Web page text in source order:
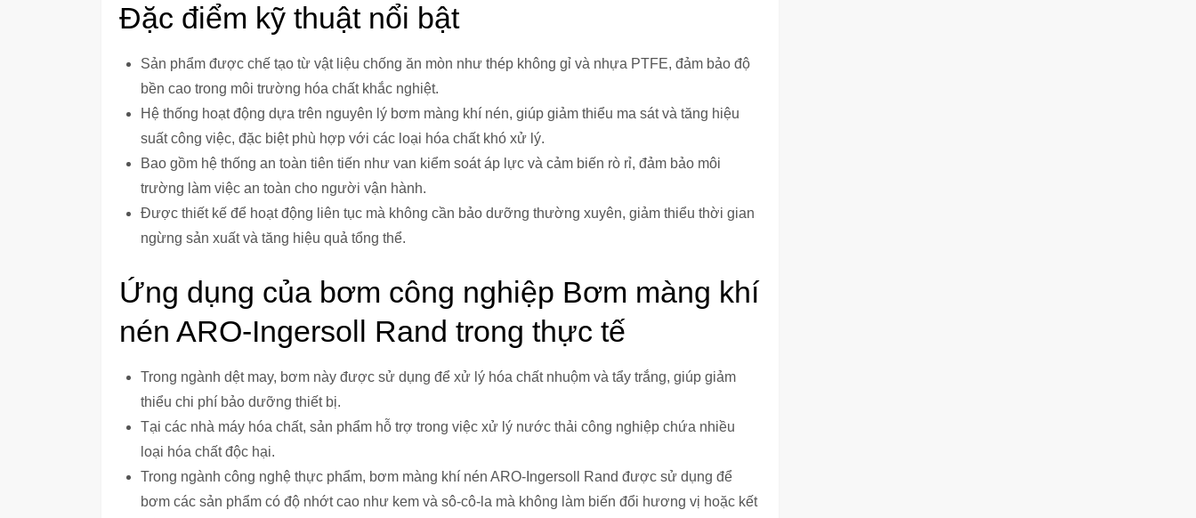
Đặc điểm kỹ thuật nổi bật
Sản phẩm được chế tạo từ vật liệu chống ăn mòn như thép không gỉ và nhựa PTFE, đảm bảo độ
bền cao trong môi trường hóa chất khắc nghiệt.
Hệ thống hoạt động dựa trên nguyên lý bơm màng khí nén, giúp giảm thiểu ma sát và tăng hiệu
suất công việc, đặc biệt phù hợp với các loại hóa chất khó xử lý.
Bao gồm hệ thống an toàn tiên tiến như van kiểm soát áp lực và cảm biến rò rỉ, đảm bảo môi
trường làm việc an toàn cho người vận hành.
Được thiết kế để hoạt động liên tục mà không cần bảo dưỡng thường xuyên, giảm thiểu thời gian
ngừng sản xuất và tăng hiệu quả tổng thể.
Ứng dụng của bơm công nghiệp Bơm màng khí
nén ARO-Ingersoll Rand trong thực tế
Trong ngành dệt may, bơm này được sử dụng để xử lý hóa chất nhuộm và tẩy trắng, giúp giảm
thiểu chi phí bảo dưỡng thiết bị.
Tại các nhà máy hóa chất, sản phẩm hỗ trợ trong việc xử lý nước thải công nghiệp chứa nhiều
loại hóa chất độc hại.
Trong ngành công nghệ thực phẩm, bơm màng khí nén ARO-Ingersoll Rand được sử dụng để
bơm các sản phẩm có độ nhớt cao như kem và sô-cô-la mà không làm biến đổi hương vị hoặc kết